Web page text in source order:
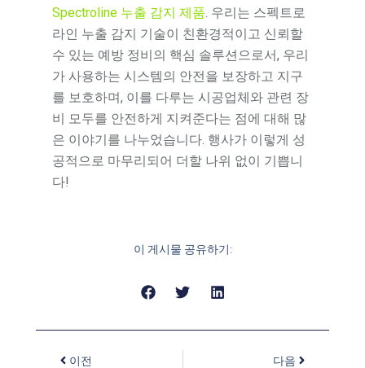
Spectroline 누출 감지 제품. 우리는 스펙트로
라인 누출 감지 기술이 친환경적이고 신뢰할
수 있는 예방 정비의 핵심 솔루션으로서, 우리
가 사용하는 시스템의 안전을 보장하고 지구
를 보호하며, 이를 다루는 시공업체와 관련 장
비 모두를 안전하게 지켜준다는 점에 대해 많
은 이야기를 나누었습니다. 행사가 이렇게 성
공적으로 마무리되어 더할 나위 없이 기쁩니
다!
이 게시물 공유하기:
이전 다음